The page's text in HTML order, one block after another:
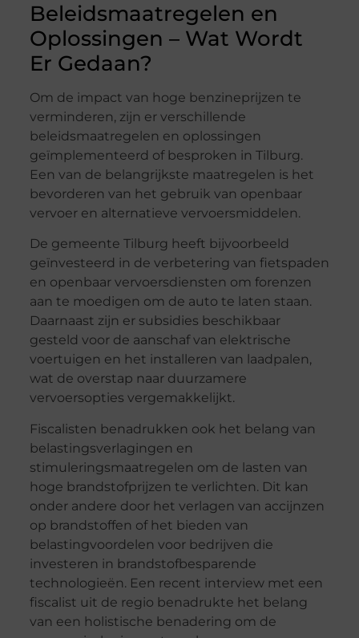
Beleidsmaatregelen en
Oplossingen – Wat Wordt
Er Gedaan?
Om de impact van hoge benzineprijzen te
verminderen, zijn er verschillende
beleidsmaatregelen en oplossingen
geïmplementeerd of besproken in Tilburg.
Een van de belangrijkste maatregelen is het
bevorderen van het gebruik van openbaar
vervoer en alternatieve vervoersmiddelen.
De gemeente Tilburg heeft bijvoorbeeld
geïnvesteerd in de verbetering van fietspaden
en openbaar vervoersdiensten om forenzen
aan te moedigen om de auto te laten staan.
Daarnaast zijn er subsidies beschikbaar
gesteld voor de aanschaf van elektrische
voertuigen en het installeren van laadpalen,
wat de overstap naar duurzamere
vervoersopties vergemakkelijkt.
Fiscalisten benadrukken ook het belang van
belastingsverlagingen en
stimuleringsmaatregelen om de lasten van
hoge brandstofprijzen te verlichten. Dit kan
onder andere door het verlagen van accijnzen
op brandstoffen of het bieden van
belastingvoordelen voor bedrijven die
investeren in brandstofbesparende
technologieën. Een recent interview met een
fiscalist uit de regio benadrukte het belang
van een holistische benadering om de